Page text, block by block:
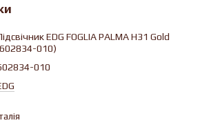
EDG FOGLIA PALMA H31 Gold
010)
010